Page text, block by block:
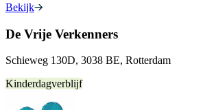
Bekijk
De Vrije Verkenners
Schieweg 130D, 3038 BE, Rotterdam
Kinderdagverblijf